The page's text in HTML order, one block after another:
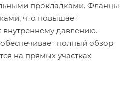
прокладками. Фланцы
что повышает
внутреннему давлению.
полный обзор
на прямых участках